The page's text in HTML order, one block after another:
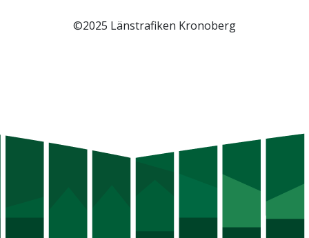
©2025 Länstrafiken Kronoberg